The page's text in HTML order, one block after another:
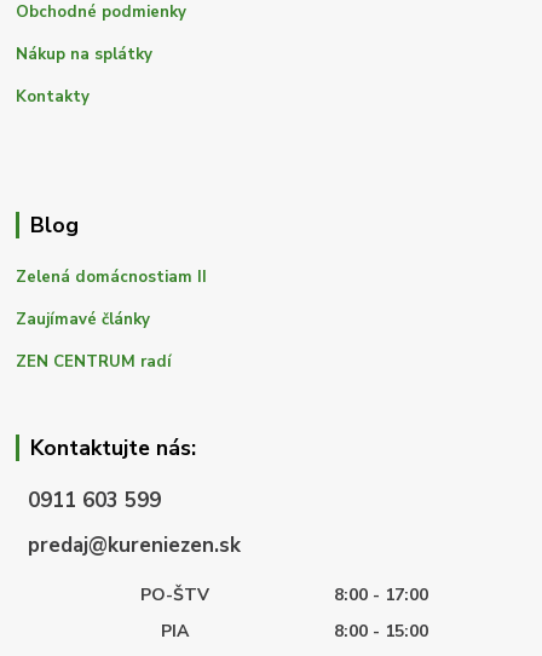
Obchodné podmienky
Nákup na splátky
Kontakty
Blog
Zelená domácnostiam II
Zaujímavé články
ZEN CENTRUM radí
Kontaktujte nás:
0911 603 599
predaj@kureniezen.sk
PO-ŠTV
8:00 - 17:00
PIA
8:00 - 15:00